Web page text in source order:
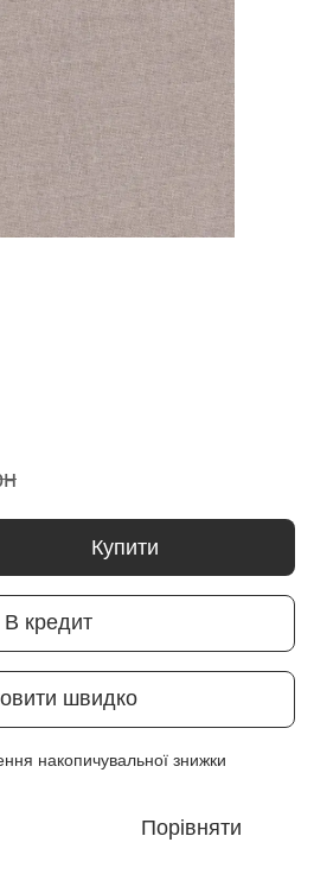
Купити
В кредит
швидко
накопичувальної знижки
Порівняти